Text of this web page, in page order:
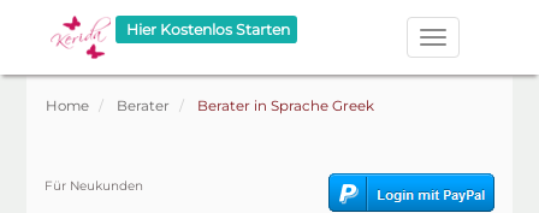
Hier Kostenlos Starten
Home Berater Berater in Sprache Greek
Für Neukunden